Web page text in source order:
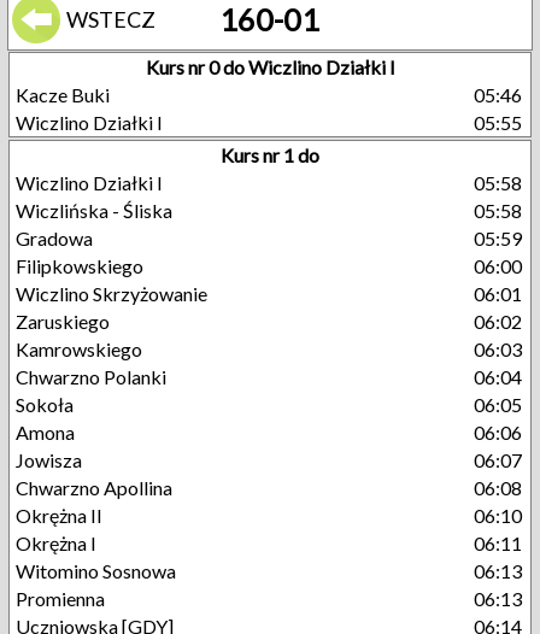
WSTECZ 160-01
Kurs nr 0 do Wiczlino Działki I
Kacze Buki
05:46
Wiczlino Działki I
05:55
Kurs nr 1 do
Wiczlino Działki I
05:58
Wiczlińska - Śliska
05:58
Gradowa
05:59
Filipkowskiego
06:00
Wiczlino Skrzyżowanie
06:01
Zaruskiego
06:02
Kamrowskiego
06:03
Chwarzno Polanki
06:04
Sokoła
06:05
Amona
06:06
Jowisza
06:07
Chwarzno Apollina
06:08
Okrężna II
06:10
Okrężna I
06:11
Witomino Sosnowa
06:13
Promienna
06:13
Uczniowska [GDY]
06:14